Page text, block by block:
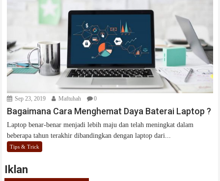
Sep 23, 2019 Maftuhah 0
Bagaimana Cara Menghemat Daya Baterai Laptop ?
Laptop benar-benar menjadi lebih maju dan telah meningkat dalam
beberapa tahun terakhir dibandingkan dengan laptop dari...
Tips & Trick
Iklan